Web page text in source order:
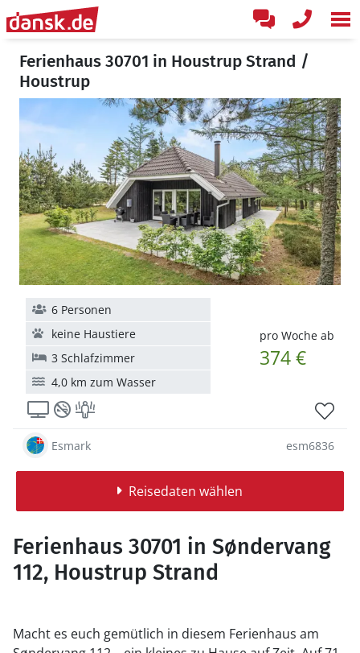
Ferienhaus 30701 in Houstrup Strand /
Houstrup
pro Woche ab
374 €
6 Personen
keine Haustiere
3 Schlafzimmer
4,0 km zum Wasser
Esmark esm6836
Reisedaten wählen
Ferienhaus 30701 in Søndervang
112, Houstrup Strand
Macht es euch gemütlich in diesem Ferienhaus am